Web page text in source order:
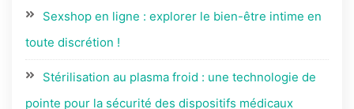
Sexshop en ligne : explorer le bien-être intime en
toute discrétion !
Stérilisation au plasma froid : une technologie de
pointe pour la sécurité des dispositifs médicaux